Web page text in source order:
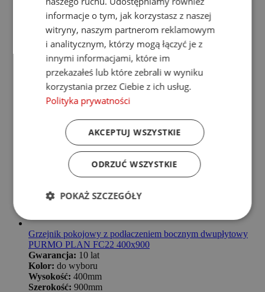
Grzejnik pokojowy z podłaczeniem bocznym dwupłytowy
PURMO PLAN FC22 400x900
Gwarancja: 10 lat
Kolor: do wyboru
Wysokość: 400mm
Szerokość: 900mm
informacje o tym, jak korzystasz z naszej
witryny, naszym partnerom reklamowym
i analitycznym, którzy mogą łączyć je z
innymi informacjami, które im
przekazałeś lub które zebrali w wyniku
korzystania przez Ciebie z ich usług.
Polityka prywatności
AKCEPTUJ WSZYSTKIE
ODRZUĆ WSZYSTKIE
POKAŻ SZCZEGÓŁY